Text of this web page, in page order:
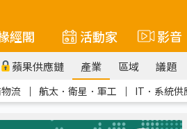
經閣 活動家 影音
蘋果供應鏈 產業 區域 議題
流 ｜ 航太．衛星．軍工 ｜ IT．系統供